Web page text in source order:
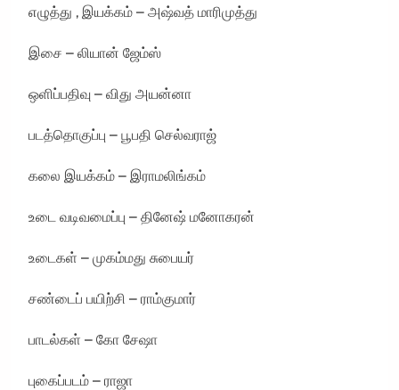
எழுத்து , இயக்கம் – அஷ்வத் மாரிமுத்து
இசை – லியான் ஜேம்ஸ்
ஒளிப்பதிவு – விது அயன்னா
படத்தொகுப்பு – பூபதி செல்வராஜ்
கலை இயக்கம் – இராமலிங்கம்
உடை வடிவமைப்பு – தினேஷ் மனோகரன்
உடைகள் – முகம்மது சுபையர்
சண்டைப் பயிற்சி – ராம்குமார்
பாடல்கள் – கோ சேஷா
புகைப்படம் – ராஜா